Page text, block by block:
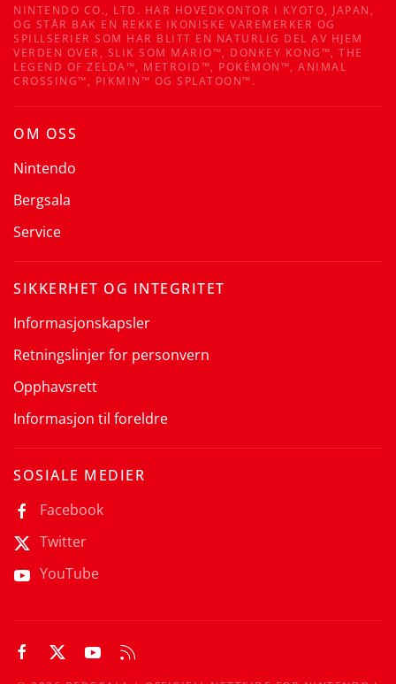
NINTENDO CO., LTD. HAR HOVEDKONTOR I KYOTO, JAPAN,
OG STÅR BAK EN REKKE IKONISKE VAREMERKER OG
SPILLSERIER SOM HAR BLITT EN NATURLIG DEL AV HJEM
VERDEN OVER, SLIK SOM MARIO™, DONKEY KONG™, THE
LEGEND OF ZELDA™, METROID™, POKÉMON™, ANIMAL
CROSSING™, PIKMIN™ OG SPLATOON™.
OM OSS
Nintendo
Bergsala
Service
SIKKERHET OG INTEGRITET
Informasjonskapsler
Retningslinjer for personvern
Opphavsrett
Informasjon til foreldre
SOSIALE MEDIER
Facebook
Twitter
YouTube